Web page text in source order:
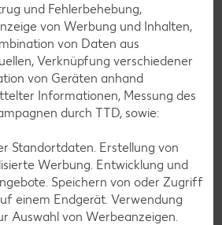
für hervorragende
Produkte, die durch
ein sehr gutes Preis-Leistungs-
Vertraue auf unsere Kompetenz
und Fehlerbehebung,
von Werbung und Inhalten,
von Daten aus
Verknüpfung verschiedener
von Geräten anhand
Informationen, Messung des
durch TTD, sowie:
Standortdaten. Erstellung von
Werbung. Entwicklung und
Speichern von oder Zugriff
einem Endgerät. Verwendung
Auswahl von Werbeanzeigen.